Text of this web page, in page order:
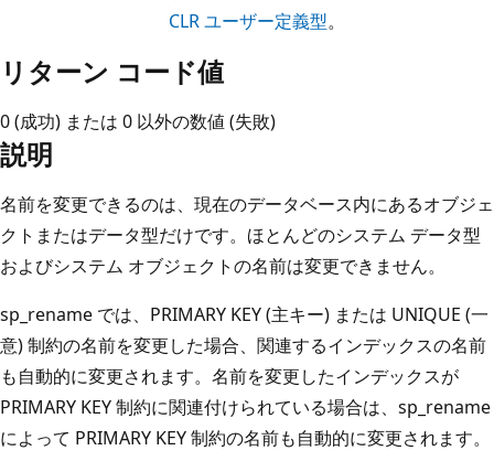
CLR ユーザー定義型。
リターン コード値
0 (成功) または 0 以外の数値 (失敗)
説明
名前を変更できるのは、現在のデータベース内にあるオブジェ
クトまたはデータ型だけです。ほとんどのシステム データ型
およびシステム オブジェクトの名前は変更できません。
sp_rename では、PRIMARY KEY (主キー) または UNIQUE (一
意) 制約の名前を変更した場合、関連するインデックスの名前
も自動的に変更されます。名前を変更したインデックスが
PRIMARY KEY 制約に関連付けられている場合は、sp_rename
によって PRIMARY KEY 制約の名前も自動的に変更されます。